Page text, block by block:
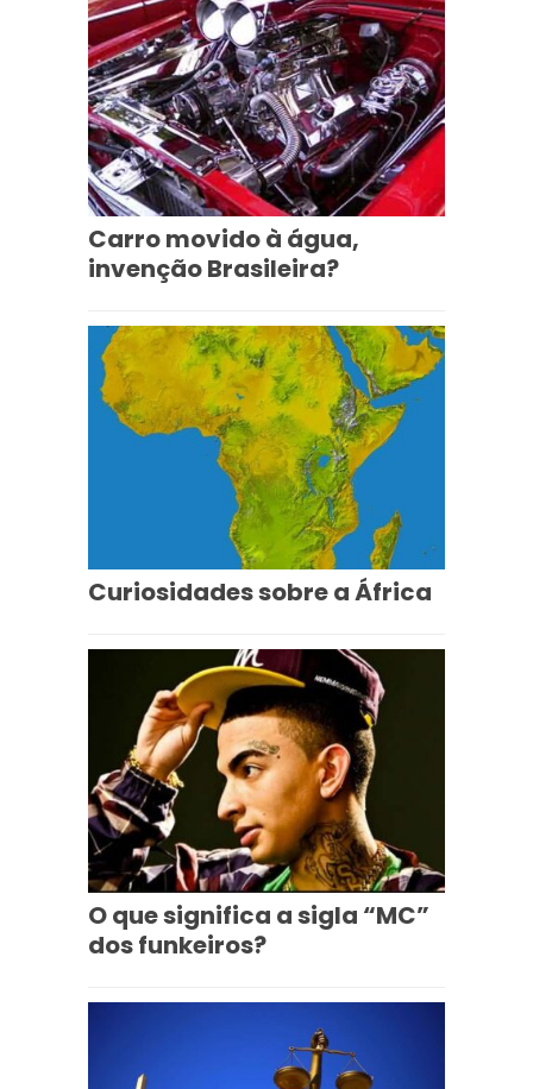
Carro movido à água,
invenção Brasileira?
Curiosidades sobre a África
O que significa a sigla “MC”
dos funkeiros?